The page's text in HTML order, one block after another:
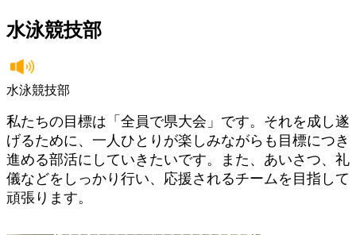
水泳競技部
水泳競技部
私たちの目標は「全員で県大会」です。それを成し遂
げるために、一人ひとりが楽しみながらも目標につき
進める部活にしていきたいです。また、あいさつ、礼
儀などをしっかり行い、応援されるチームを目指して
頑張ります。